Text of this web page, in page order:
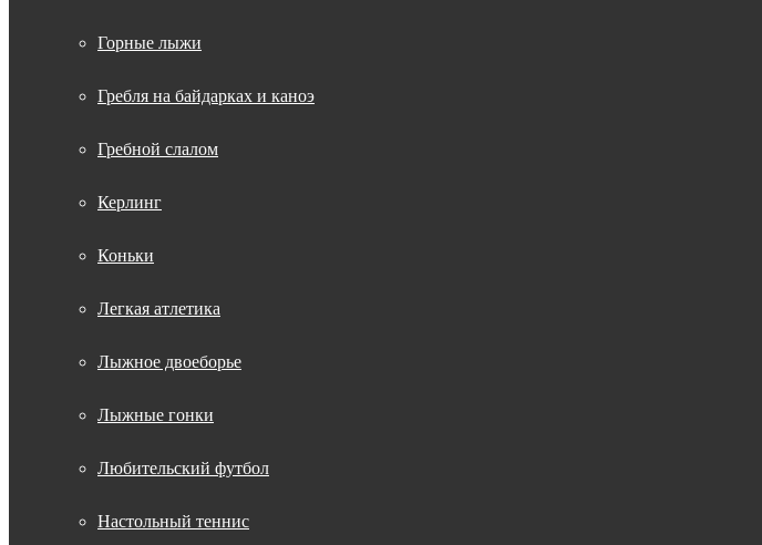
Горные лыжи
Гребля на байдарках и каноэ
Гребной слалом
Керлинг
Коньки
Легкая атлетика
Лыжное двоеборье
Лыжные гонки
Любительский футбол
Настольный теннис